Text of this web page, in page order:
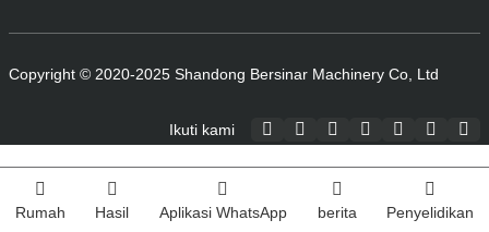
Copyright © 2020-2025 Shandong Bersinar Machinery Co, Ltd
Ikuti kami
Rumah Hasil Aplikasi WhatsApp berita Penyelidikan
Index